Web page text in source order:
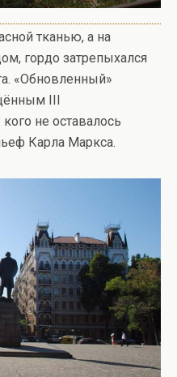
тканью, а на
гордо затрепыхался
«Обновленный»
III
не оставалось
Карла Маркса.